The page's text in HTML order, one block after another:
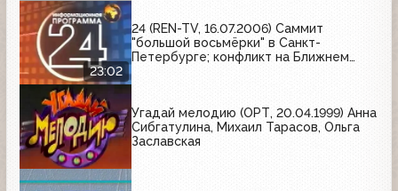
23:02
24 (REN-TV, 16.07.2006) Саммит
"большой восьмёрки" в Санкт-
Петербурге; конфликт на Ближнем
Угадай мелодию (ОРТ, 20.04.1999) Анна
Сибгатулина, Михаил Тарасов, Ольга
Заславская